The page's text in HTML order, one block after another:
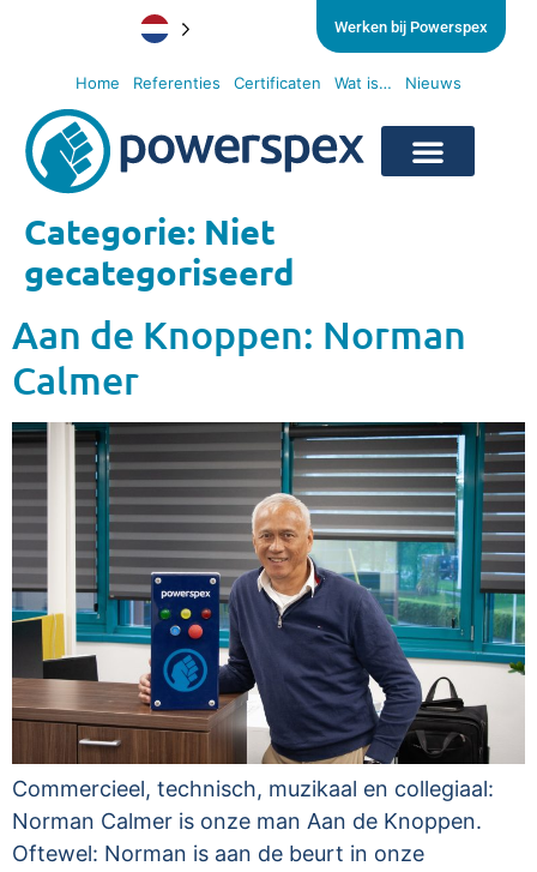
Home Referenties Certificaten Wat is… Nieuws
Werken bij Powerspex
Categorie: Niet
gecategoriseerd
Aan de Knoppen: Norman
Calmer
Commercieel, technisch, muzikaal en collegiaal:
Norman Calmer is onze man Aan de Knoppen.
Oftewel: Norman is aan de beurt in onze